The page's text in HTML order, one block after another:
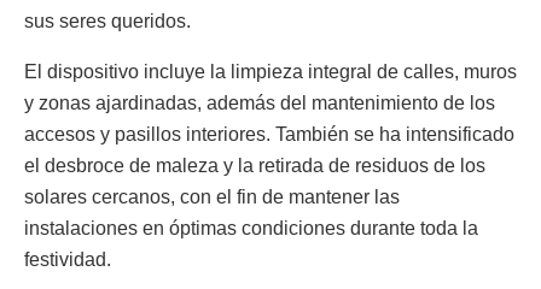
sus seres queridos.
El dispositivo incluye la limpieza integral de calles, muros
y zonas ajardinadas, además del mantenimiento de los
accesos y pasillos interiores. También se ha intensificado
el desbroce de maleza y la retirada de residuos de los
solares cercanos, con el fin de mantener las
instalaciones en óptimas condiciones durante toda la
festividad.